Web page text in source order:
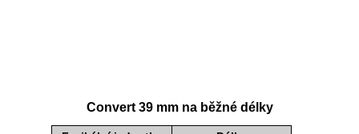
Convert 39 mm na běžné délky